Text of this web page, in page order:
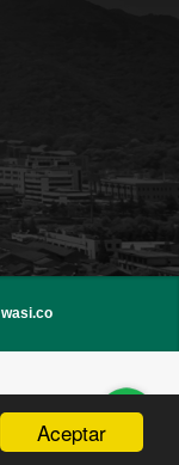
Aceptar
wasi.co